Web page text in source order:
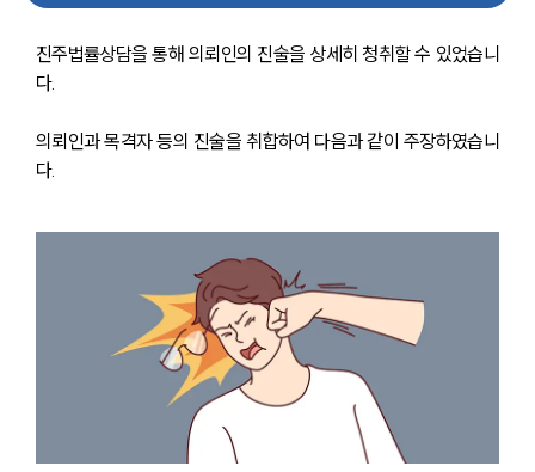
진주법률상담을 통해 의뢰인의 진술을 상세히 청취할 수 있었습니
다.
의뢰인과 목격자 등의 진술을 취합하여 다음과 같이 주장하였습니
다.